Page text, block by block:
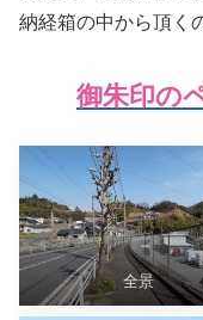
納経箱の中から頂く
御朱印の
全景